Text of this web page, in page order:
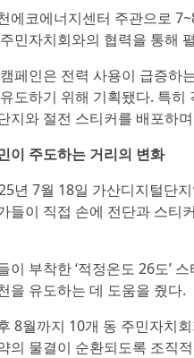
에코에너지센터 주관으로
민자치회와의 협력을 통해
페인은 전력 사용이 급증하
도하기 위해 기획됐다. 특
지와 절전 스티커를 배포하
이 주도하는 거리의 변화
년 7월 18일 가산디지털단
들이 직접 손에 전단과 스티
이 부착한 ‘적정온도 26도’
을 유도하는 데 도움을 줬다.
8월까지 10개 동 주민자치
의 물결이 순환되도록 조직